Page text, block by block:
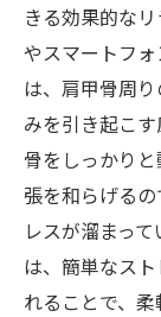
きる効果的な
やスマートフ
は、肩甲骨周
みを引き起こ
骨をしっかり
張を和らげる
レスが溜まっ
は、簡単なス
れることで、柔